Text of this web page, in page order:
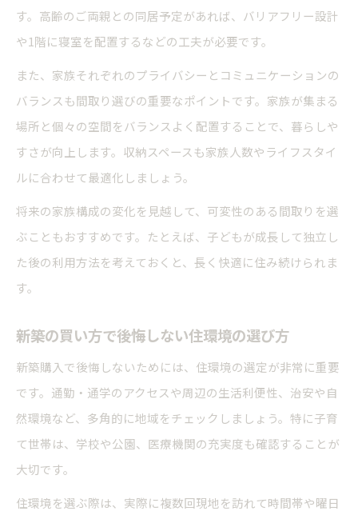
す。高齢のご両親との同居予定があれば、バリアフリー設計
や1階に寝室を配置するなどの工夫が必要です。
また、家族それぞれのプライバシーとコミュニケーションの
バランスも間取り選びの重要なポイントです。家族が集まる
場所と個々の空間をバランスよく配置することで、暮らしや
すさが向上します。収納スペースも家族人数やライフスタイ
ルに合わせて最適化しましょう。
将来の家族構成の変化を見越して、可変性のある間取りを選
ぶこともおすすめです。たとえば、子どもが成長して独立し
た後の利用方法を考えておくと、長く快適に住み続けられま
す。
新築の買い方で後悔しない住環境の選び方
新築購入で後悔しないためには、住環境の選定が非常に重要
です。通勤・通学のアクセスや周辺の生活利便性、治安や自
然環境など、多角的に地域をチェックしましょう。特に子育
て世帯は、学校や公園、医療機関の充実度も確認することが
大切です。
住環境を選ぶ際は、実際に複数回現地を訪れて時間帯や曜日